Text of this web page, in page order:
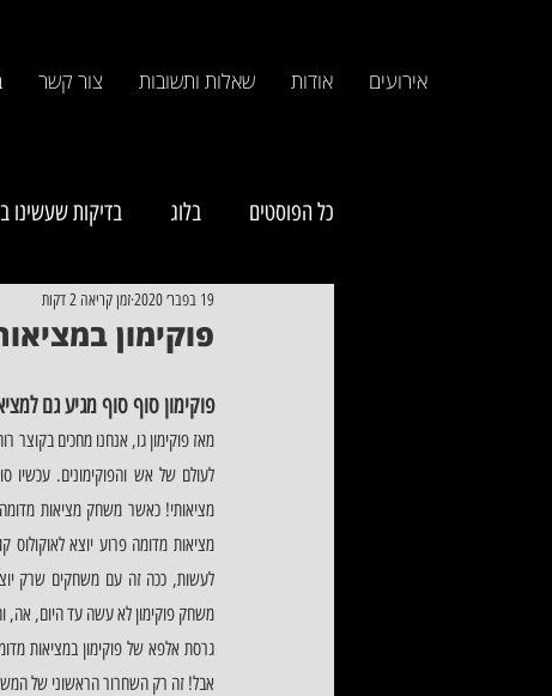
אירועים אודות שאלות ותשובות צור קשר
כל הפוסטים בלוג בדיקות שעשינו
פוקימון
19 בפבר׳ 2020 זמן קריאה 2 דקות
פוקימון סוף סוף מגיע גם
משחק פוקימון לא עשה עד היום, אה,
אבל! זה רק השחרור הראשוני של